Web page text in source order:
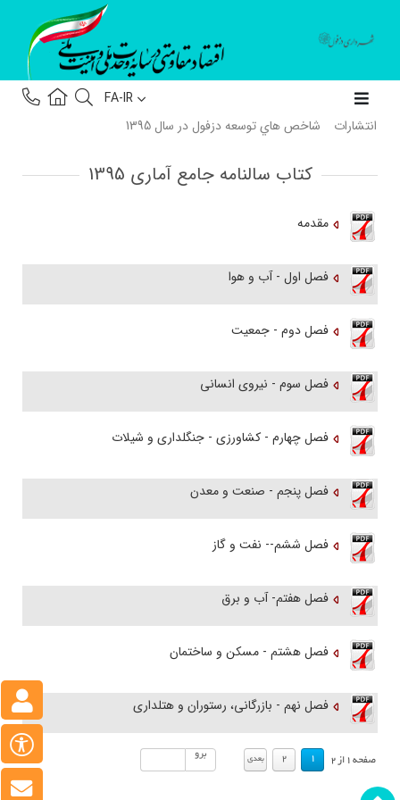
FA-IR
انتشارات
شاخص هاي توسعه دزفول در سال 1395
کتاب سالنامه جامع آماری 1395
مقدمه
فصل اول - آب و هوا
فصل دوم - جمعیت
فصل سوم - نیروی انسانی
فصل چهارم - کشاورزی - جنگلداری و شیلات
فصل پنجم - صنعت و معدن
فصل ششم-- نفت و گاز
فصل هفتم- آب و برق
فصل هشتم - مسکن و ساختمان
فصل نهم - بازرگانی، رستوران و هتلداری
صفحه 1 از 2
1
2 بعدي برو